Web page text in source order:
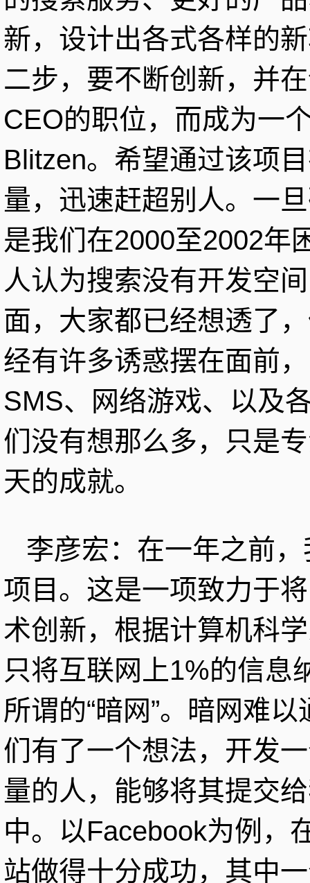
新，设计出各式各样的
二步，要不断创新，并
CEO的职位，而成为一
Blitzen。希望通过该项
量，迅速赶超别人。一
是我们在2000至2002年
人认为搜索没有开发空
面，大家都已经想透了
经有许多诱惑摆在面前
SMS、网络游戏、以及
们没有想那么多，只是
天的成就。
李彦宏：在一年之前
项目。这是一项致力于
术创新，根据计算机科
只将互联网上1%的信息
所谓的“暗网”。暗网难
们有了一个想法，开发
量的人，能够将其提交
中。以Facebook为例，
站做得十分成功，其中